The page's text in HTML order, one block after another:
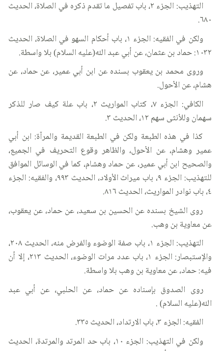
التهذيب: الجزء ٢، باب تفصيل ما تقدم ذكره في الصلاة، الحديث
٦٨٠.
ولكن في الفقيه: الجزء ١، باب أحكام السهو في الصلاة، الحديث
١٠٣٢: حماد بن عثمان، عن أبي عبد الله(عليه السلام) بلا واسطة.
وروى محمد بن يعقوب بسنده عن ابن أبي عمير، عن حماد، عن
هشام، عن الأحول.
الكافي: الجزء ٧، كتاب المواريث ٢، باب علة كيف صار للذكر
سهمان وللأنثى سهم ١٢، الحديث ٣.
كذا في هذه الطبعة ولكن في الطبعة القديمة والمرآة: ابن أبي
عمير وهشام، عن الأحول، والظاهر وقوع التحريف في الجميع،
والصحيح ابن أبي عمير، عن حماد وهشام، كما في الوسائل الموافق
للتهذيب: الجزء ٩، باب ميراث الأولاد، الحديث ٩٩٣، والفقيه: الجزء
٤، باب نوادر المواريث، الحديث ٨١٦.
روى الشيخ بسنده عن الحسين بن سعيد، عن حماد، عن يعقوب،
عن معاوية بن وهب.
التهذيب: الجزء ١، باب صفة الوضوء والفرض منه، الحديث ٢٠٨،
والإستبصار: الجزء ١، باب عدد مرات الوضوء، الحديث ٢١٣، إلا أن
فيه: حماد، عن معاوية بن وهب بلا واسطة.
روى الصدوق بإسناده عن حماد، عن الحلبي، عن أبي عبد
الله(عليه السلام) .
الفقيه: الجزء ٣، باب الارتداد، الحديث ٣٣٥.
ولكن في التهذيب: الجزء ١٠، باب حد المرتد والمرتدة، الحديث